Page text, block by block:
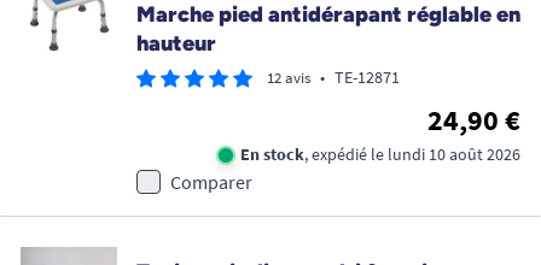
Marche pied antidérapant réglable en
hauteur
12 avis • TE-12871
24,90 €
En stock, expédié le lundi 10 août 2026
Comparer